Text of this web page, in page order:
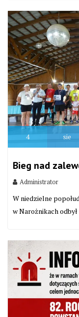
4 sie
Bieg nad
Administrator
W niedzielne
w Narożnikach